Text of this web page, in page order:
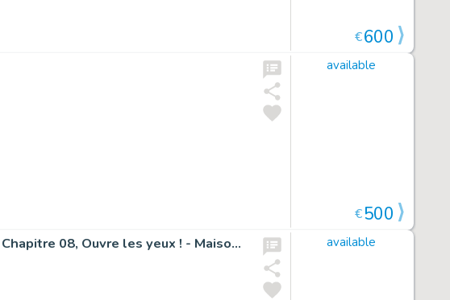
€600
available
€500
Illustration originale pour la page de titre : Chapitre 08, Ouvre les yeux ! - Maison Croa Croa available